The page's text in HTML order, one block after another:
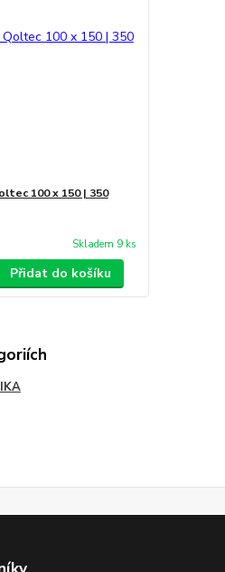
100 x 150 | 350
Skladem 9 ks
Přidat do košíku